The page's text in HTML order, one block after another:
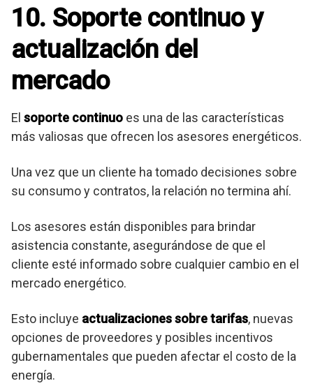
10. Soporte continuo y
actualización del
mercado
El soporte continuo es una de las características
más valiosas que ofrecen los asesores energéticos.
Una vez que un cliente ha tomado decisiones sobre
su consumo y contratos, la relación no termina ahí.
Los asesores están disponibles para brindar
asistencia constante, asegurándose de que el
cliente esté informado sobre cualquier cambio en el
mercado energético.
Esto incluye actualizaciones sobre tarifas, nuevas
opciones de proveedores y posibles incentivos
gubernamentales que pueden afectar el costo de la
energía.